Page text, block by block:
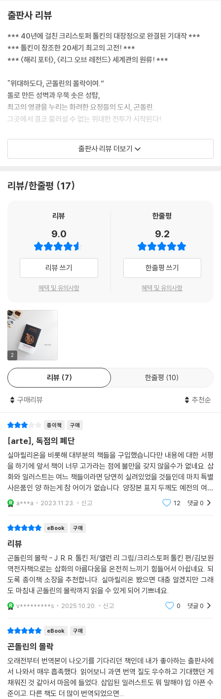
출판사 리뷰
*** 40년에 걸친 크리스토퍼 톨킨의 대장정으로 완결된 기대작 ***
*** 톨킨이 창조한 20세기 최고의 고전! ***
*** 〈해리 포터〉, 〈리그 오브 레전드〉 세계관의 원류! ***
"위대하도다, 곤돌린의 몰락이여.”
돌로 만든 성벽과 우뚝 솟은 성탑,
최고의 영광을 누리는 화려한 요정들의 도시, 곤돌린.
그곳에서 결코 물러설 수 없는 위대한 전투가 시작된다!
젊은 시절 톨킨은 고대 영어로 된 시구를 접하며 그 아름다움과 장대한 신
화의 향기에 매료되어 끝없는 상상의 나래를 펼쳤다. 위대한 항해자 에아
렌’의 후기형)이 탄생하는 순간이다. 이야기는 강을 거슬러 오르듯 발전하
간은 처절한 몰락을 겪은 뒤 비참한 상태여야 했다. 즉, ‘가운데땅의 위대한
―은 모두 에아렌딜의 찬란한 비상을 위한 배경이 된다고 할 수 있다.
가운데땅 상고대에 모든 것을 건 운명의 대전투에서 패배한 도르로민의 인
간들은 모르고스의 노예가 되어 가혹한 삶에 시달리고 요정들은 사냥감이
되어 고통의 순간들을 이어간다. 산맥이 가로막고 오르크들이 순찰하는 차
아귀에서 벗어난 곳이 있었으니, 바로 놀도르 요정의 수장 투르곤이 다스
리는 요정들의 ‘숨은왕국’ 곤돌린이었다. 인간으로 태어나 노예의 삶을 살
던 투오르는 물과 바다의 군주 울모의 전언을 받고 사자 보론웨의 인도를
받아 우여곡절 끝에 곤돌린에 입성하지만, 당시 최고의 영광을 누리던 곤
돌린의 수장 투르곤은 그의 경고를 무시한다. 투오르 또한 투르곤의 딸 이
드릴과 사랑에 빠져 곤돌린에 정착한다. 하지만 질투는 배신을 부르는 법.
곤돌린의 가장 큰 축제의 날, 울모의 계시는 현실화되고 결코 물러설 수 없
요정들은 몸을 떨었다. 그 말은 바로 고대의 예언자 암논이 남긴 예언이었
기 때문이다. 하지만 투오르는 비탄한 마음과 왕에 대한 사랑으로 울부짖
으며 소리쳤다. “곤돌린은 쓰러지지 않았고, 울모께서는 그 종말을 허락하
지 않을 것입니다.”
-본문 중에서
가운데땅 상고대를 배경으로 한 ‘가운데땅의 위대한 이야기들’ 완결판이라
할 수 있는 『곤돌린의 몰락』은 『호빗』과 『반지의 제왕』에서 이야기된 ‘반
지’와 『실마릴리온』의 ‘보석’ 사이의 공백을 메워 주는 작품으로, 요정과 인
간의 절망 끝에 마침내 찾아오는 희망을 이야기하며 맺어진다. 톨킨 신화
의 시작과 끝을 논하기에 참으로 적절한 작품이라 하겠다.
『반지의 제왕』으로부터 6천5백 년 전,
상고대 요정과 인간의 역사에서 필수 불가결한 세 편의 서사.
J.R.R. 톨킨 레젠다리움 세계관의 기원인
‘가운데땅의 위대한 이야기들’ 삼부작 국내 최초 출간
레젠다리움 세계관의 원류라 할 수 있는 ‘가운데땅의 위대한 이야기들’은
톨킨이 가장 아끼고 공들였던 첫 번째 상상 문학으로, 1916년 젊은 시절부
터 집필을 시작하여 평생에 걸쳐 퇴고를 거듭하며 변화·발전시켰으나 결국
끝내지 못한 작품들이다. 톨킨 사후 그의 아들 크리스토퍼 톨킨이 과업을
이어받아 40여 년의 세월 동안 각고의 노력으로 복원한 끝에 마침내 완성
된 이야기로 세상에 출간될 수 있었다.
출판사 리뷰 더보기
리뷰/한줄평 17
리뷰
9.0
리뷰 쓰기
혜택 및 유의사항
한줄평
9.2
한줄평 쓰기
혜택 및 유의사항
2
리뷰 7 한줄평 10
구매리뷰 추천순
종이책 구매
[arte], 독점의 폐단
실마릴리온을 비롯해 대부분의 책들을 구입했습니다만 내용에 대한 서평
을 하기에 앞서 책이 너무 고가라는 점에 불만을 갖지 않을수가 없네요. 삽
화와 일러스트는 여느 책들이라면 당연히 실려있었을 것들인데 마치 특별
사은품인 양 하는게 참 어이가 없습니다. 양장본 표지 두께도 예전의 여느
양장본 도서들의 그것과 같지 않습니다. arte 양장본들 표지는 더 얇아요.
톨킨이 위대한
a***a 2023.11.23. 신고 12 댓글0
eBook 구매
리뷰
곤돌린의 몰락 - J. R. R. 톨킨 저/앨런 리 그림/크리스토퍼 톨킨 편/김보원
역전자책으로는 삽화의 아름다움을 온전히 느끼기 힘들어서 아쉽네요. 되
도록 종이책 소장을 추천합니다. 실마릴리온 봤으면 대충 알겠지만 그래
도 마침내 곤돌린의 몰락까지 읽을 수 있게 되어 기쁘네요.
v*********s 2025.10.20. 신고 0 댓글0
eBook 구매
곤돌린의 몰락
오래전부터 번역본이 나오기를 기다리던 책인데 내가 좋아하는 출판사에
서 나와서 매우 흡족했다. 읽어보니 과연 번역 질도 우수하고 기대했던 게
채워진 것 같아서 마음에 들었다. 삽입된 일러스트도 뭐 말해야 입 아픈 수
준이고. 다른 책도 더 많이 번역되었으면...